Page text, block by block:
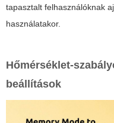
tapasztalt felhasználóknak
használatakor.
Hőmérséklet-
beállítások